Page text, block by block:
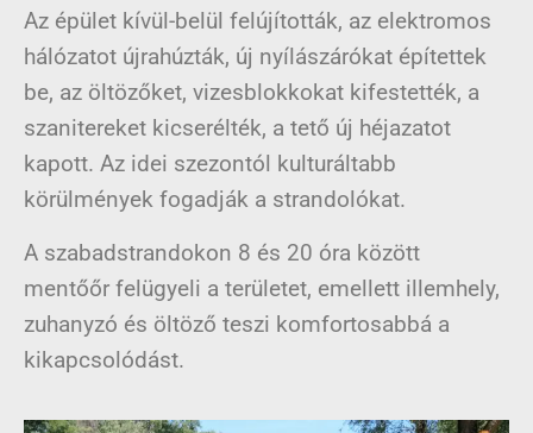
Az épület kívül-belül felújították, az elektromos
hálózatot újrahúzták, új nyílászárókat építettek
be, az öltözőket, vizesblokkokat kifestették, a
szanitereket kicserélték, a tető új héjazatot
kapott. Az idei szezontól kulturáltabb
körülmények fogadják a strandolókat.
A szabadstrandokon 8 és 20 óra között
mentőőr felügyeli a területet, emellett illemhely,
zuhanyzó és öltöző teszi komfortosabbá a
kikapcsolódást.